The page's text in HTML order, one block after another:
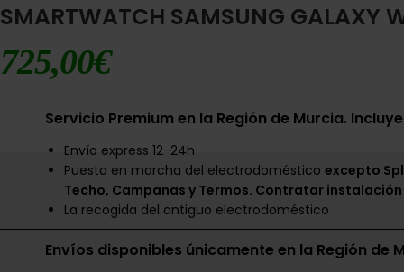
SMARTWATCH SAMSUNG GALAXY
725,00€
Servicio Premium en la Región de Murcia.
Envío express 12-24h
Puesta en marcha del electrodoméstico excepto
Techo, Campanas y Termos. Contratar
La recogida del antiguo electrodoméstico
Envíos disponibles únicamente en la Región de